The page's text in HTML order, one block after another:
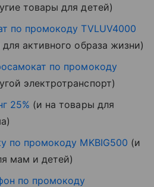
товары для детей)
по промокоду TVLUV4000
активного образа жизни)
по промокоду
электротранспорт)
25% (и на товары для
по промокоду MKBIG500 (и
мам и детей)
по промокоду